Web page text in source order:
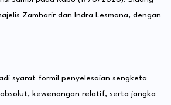
Zamharir dan Indra Lesmana, dengan
syarat formil penyelesaian sengketa
kewenangan relatif, serta jangka